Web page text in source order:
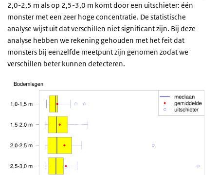
2,0-2,5 m als op 2,5-3,0 m komt door een uitschieter: één
monster met een zeer hoge concentratie. De statistische
analyse wijst uit dat verschillen niet significant zijn. Bij deze
analyse hebben we rekening gehouden met het feit dat
monsters bij eenzelfde meetpunt zijn genomen zodat we
verschillen beter kunnen detecteren.